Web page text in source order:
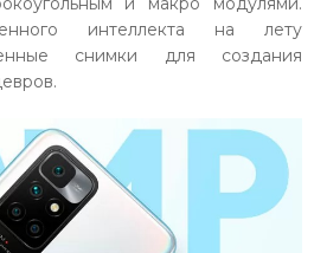
интеллекта на лету
снимки для создания